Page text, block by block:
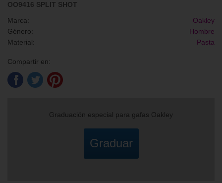
OO9416 SPLIT SHOT
Marca:
Oakley
Género:
Hombre
Material:
Pasta
Compartir en:
Graduación especial para gafas Oakley
Graduar